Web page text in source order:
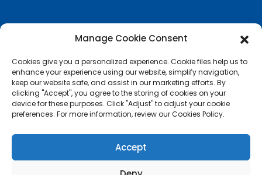
Manage Cookie Consent
Cookies give you a personalized experience. Cookie files help us to
enhance your experience using our website, simplify navigation,
keep our website safe, and assist in our marketing efforts. By
clicking "Accept", you agree to the storing of cookies on your
device for these purposes. Click "Adjust" to adjust your cookie
preferences. For more information, review our Cookies Policy.
Accept